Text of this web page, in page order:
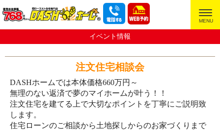
超ローコスト住宅専門店
イベント情報
注文住宅相談会
DASHホームでは本体価格660万円～
無理のない返済で夢のマイホームが叶う！！
注文住宅を建てる上で大切なポイントを丁寧にご説明致
します。
住宅ローンのご相談から土地探しからのお家づくりまで